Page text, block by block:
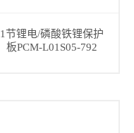
1节锂电/磷酸铁锂保护
板PCM-L01S05-792